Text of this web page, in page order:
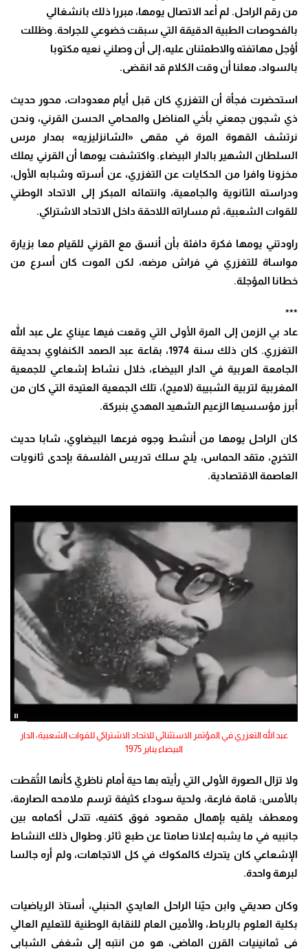
من رقم الراحل. لم أعد الاتصال يومها، مبررا ذلك بانشغالي
بالفحوصات الطبية الدقيقة التي سبقت خضوعي للجراحة. وظللت
أؤجل مهاتفته والاطمئنان عليه، إلى أن وصلني نعيه مكتوبا
بالسواد، معلنا أن وقت الكلام قد انقضى.
استحضرت فجأة أن التغزري كان قبل أيام معدودات، محور حديث
ذي شجون جمعني بأخي المناضل والمحامي الحسن القرني، ونحن
نرتشف القهوة المرة في مقهى «الشانزليزيه» بمدار مرس
السلطان الشهير بالدار البيضاء. واكتشفت يومها أن القرني يملك
مخزونا وافرا من الحكايات عن التغزري، عن أسرته وشبابه الأول،
ودراسته الثانوية والجامعية، وانتمائه المبكر إلى الاتحاد الوطني
للقوات الشعبية، ثم مساراته اللاحقة داخل الاتحاد الاشتراكي.
راودتني يومها فكرة دافئة بأن أنسق مع القرني للقيام معا بزيارة
مواساة للتغزري في فراش مرضه، لكن الموت كان أسرع من
خطانا المؤجلة.
***
عاد بي الزمن إلى المرة الأولى التي وقعت فيها عيناي على عبد الله
التغزري. كان ذلك سنة 1974، بقاعة عبد الصمد الكنفاوي بحديقة
الجامعة العربية في الدار البيضاء، خلال نشاط إشعاعي للجمعية
المغربية لتربية الشبيبة (لاميج)، تلك الجمعية العتيدة التي كان من
أبرز مؤسسيها الزعيم الشهيد المهدي بنبركة.
كان الراحل يومها من أنشط وجوه فرعها البيضاوي، شابا حديث
التخرج، متقد الحماس، يلج سلك تدريس الفلسفة بإحدى ثانويات
العاصمة الاقتصادية.
عبد الله التغزري في المؤتمر الاستثنائي للاتحاد الاشتراكي للقوات الشعبية، الدار
البيضاء يناير 1975
ولا تزال الصورة الأولى التي رأيته بها حية أمام ناظريّ كأنها التُقطت
بالأمس: قامة فارعة، ولحية سوداء كثيفة ترسم ملامحه الصارمة،
ومعطف يلقيه بإهمال مقصود فوق كتفيه، تتدلى أكمامه بين
جانبيه في ما يشبه إعلانا صامتا عن طبع ثائر. وطوال ذلك النشاط
الإشعاعي كان يتحرك كالمكوك في كل الاتجاهات، ولم أره جالسا
لبرهة واحدة.
وكان صديقي وابن حيّنا الراحل العايدي الحنبلي، أستاذ الرياضيات
بكلية العلوم بالرباط، والأمين العام للنقابة الوطنية للتعليم العالي
في ثمانينيات القرن الماضي، هو من انتبه إلى شغفي الشبابي